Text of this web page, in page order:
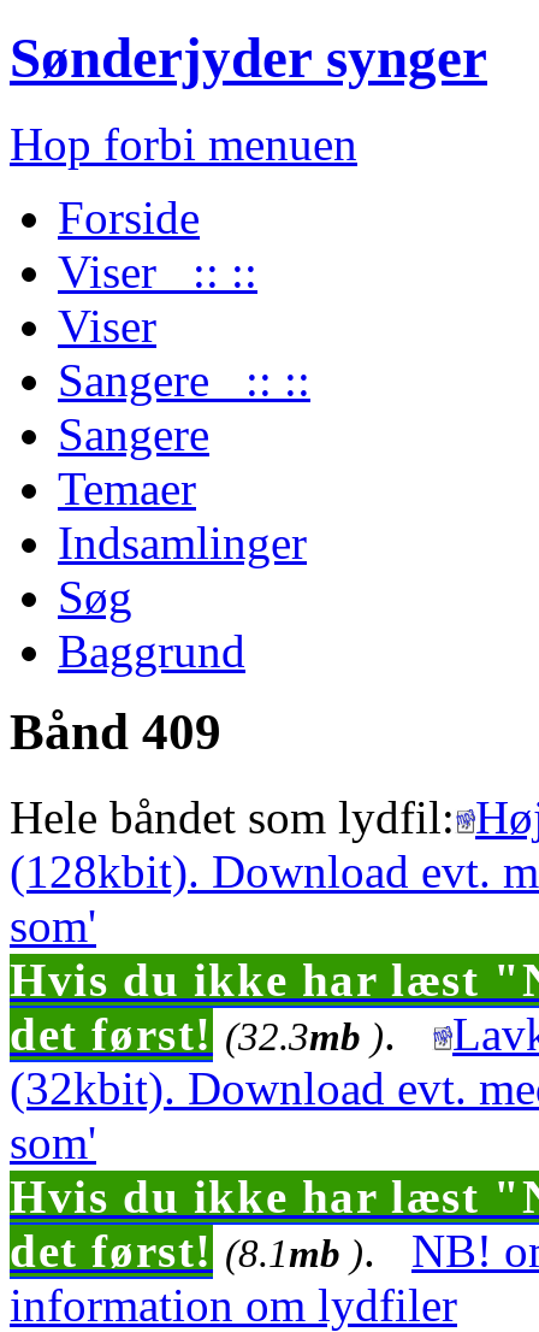
Sønderjyder synger
Hop forbi menuen
Forside
Viser :: ::
Viser
Sangere :: ::
Sangere
Temaer
Indsamlinger
Søg
Baggrund
Bånd 409
Hele båndet som lydfil:
(128kbit). Download evt.
som'
Hvis du ikke har læst
det først! (32.3mb ).
(32kbit). Download evt.
som'
Hvis du ikke har læst
det først! (8.1mb ). NB!
information om lydfiler